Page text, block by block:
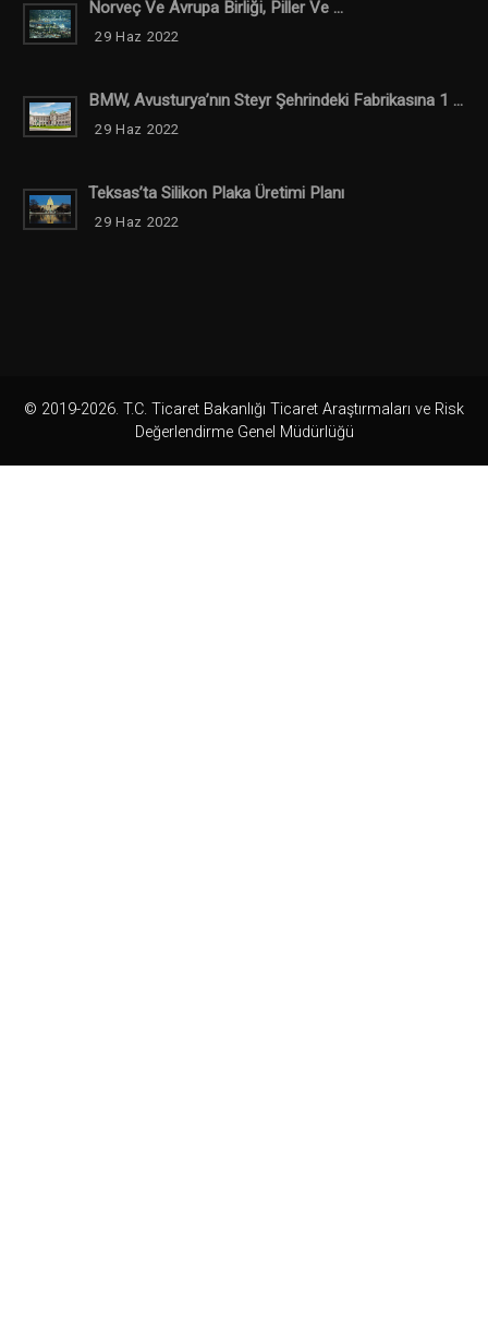
Norveç Ve Avrupa Birliği, Piller Ve ...
29 Haz 2022
BMW, Avusturya’nın Steyr Şehrindeki Fabrikasına 1 ...
29 Haz 2022
Teksas’ta Silikon Plaka Üretimi Planı
29 Haz 2022
© 2019-2026. T.C. Ticaret Bakanlığı Ticaret Araştırmaları ve Risk
Değerlendirme Genel Müdürlüğü